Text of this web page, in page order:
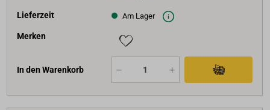
Lieferzeit Am Lager
Merken
In den Warenkorb